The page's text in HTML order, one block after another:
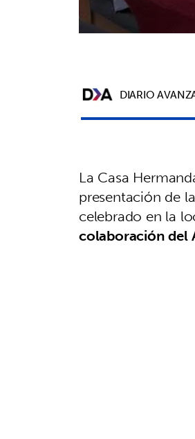
DIARIO
La Casa
presentación de
celebrado en la
colaboración del